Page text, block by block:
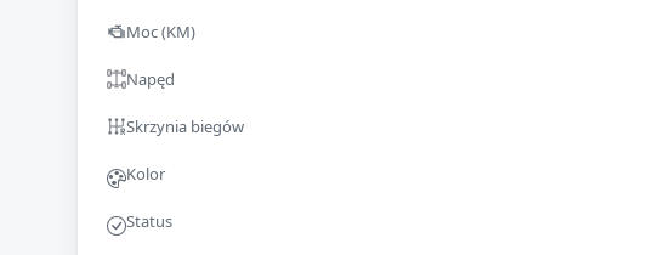
Moc (KM)
Napęd
Skrzynia biegów
Kolor
Status